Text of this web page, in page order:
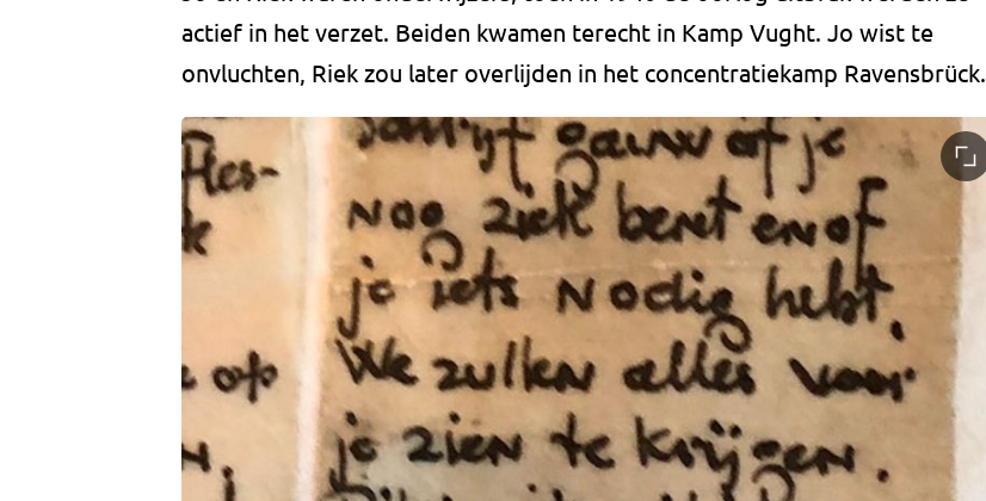
actief in het verzet. Beiden kwamen terecht in Kamp Vught. Jo wist te
onvluchten, Riek zou later overlijden in het concentratiekamp Ravensbrück.